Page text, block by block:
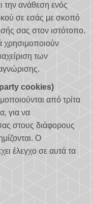
την ανάθεση ενός
σε εσάς με σκοπό
σας στον ιστότοπο.
χρησιμοποιούν
των
cookies)
από τρίτα
για να
στους διάφορους
Ο
έλεγχο σε αυτά τα